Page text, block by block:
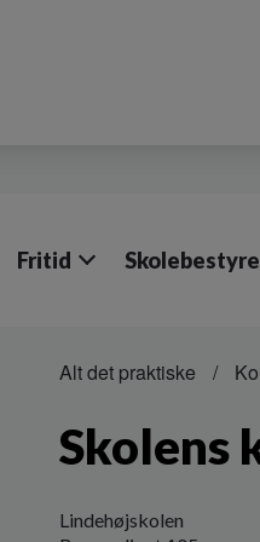
Fritid
Alt det praktiske
Skolens
Lindehøjskolen